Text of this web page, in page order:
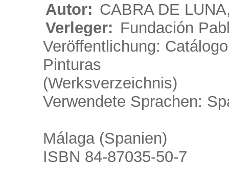
Autor: CABRA DE
Verleger: Fundación
Veröffentlichung:
Pinturas
(Werksverzeichnis)
Verwendete Sprachen:
Málaga (Spanien)
ISBN 84-87035-50-7